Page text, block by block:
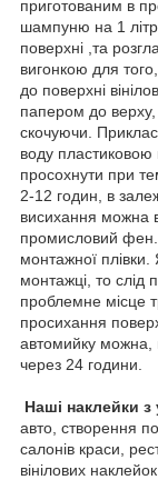
приготованим в
шампуню на 1 літр
поверхні ,та
вигонкою для
до поверхні
папером до верху,
скочуючи.
воду
просохнути при
2-12 годин, в
висихання можна
промисловий фен.
монтажної
монтажці, то слід
проблемне місце
просихання
автомийку можна,
через 24 години.
Наші наклейки
авто, створення
салонів краси,
вінілових